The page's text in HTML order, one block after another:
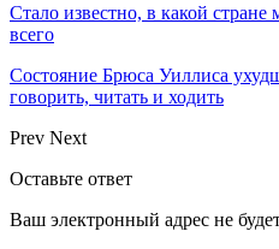
Стало известно, в какой
всего
Состояние Брюса Уиллиса
говорить, читать и ходить
Prev Next
Оставьте ответ
Ваш электронный адрес не